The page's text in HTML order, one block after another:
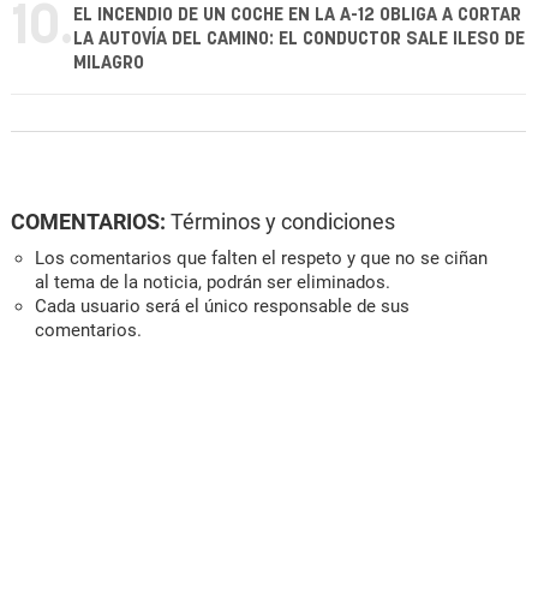
10. EL INCENDIO DE UN COCHE EN LA A-12 OBLIGA A CORTAR
LA AUTOVÍA DEL CAMINO: EL CONDUCTOR SALE ILESO DE
MILAGRO
COMENTARIOS: Términos y condiciones
Los comentarios que falten el respeto y que no se ciñan
al tema de la noticia, podrán ser eliminados.
Cada usuario será el único responsable de sus
comentarios.